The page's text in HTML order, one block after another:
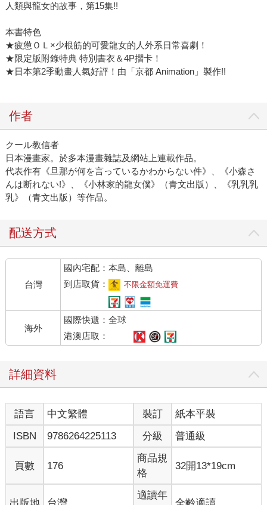
人類與龍女的故事，第15集!!
本書特色
★疲憊ＯＬ×少根筋的可愛龍女的人外系日常喜劇！
★限定版附錄特典 特別書衣＆4P摺卡！
★日本第2季動畫人氣好評！由「京都 Animation」製作!!
作者
クール教信者
日本漫畫家。於多本漫畫雜誌及網站上連載作品。
代表作有《旦那が何を言っているかわからない件》、《小森さ
んは断れない!》、《小林家的龍女僕》（青文出版）、《乳乳乳
乳》（青文出版）等作品。
配送方式
台灣
國內宅配：本島、離島
到店取貨：
不限金額免運費
海外
國際快遞：全球
港澳店取：
詳細資料
語言 中文繁體 裝訂
紙本平裝
ISBN
9786264225113 分級 普通級
頁數 176
商品規
格
32開13*19cm
出版地 台灣
適讀年
全齡適讀